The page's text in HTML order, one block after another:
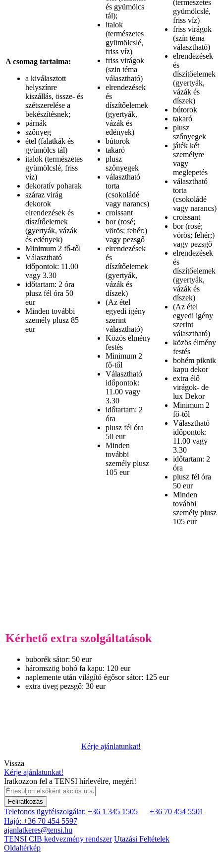
A csomag tartalma:
a kiválasztott
helyszínre
kiszállás, össze- és
szétszerelése a
bekészítésnek;
párnák
szőnyeg
étel (falatkák és
gyümölcs tál)
italok (természetes
gyümölcslé, friss
víz)
dekoratív poharak
száraz virág
dekorok
elrendezések és
díszítőelemek
(gyertyák, vázák
és edények)
Minimum 2 fő-től
Választható
időpontok: 11.00
vagy 3.30
időtartam: 2 óra
plusz fél óra 50
eur
Minden további
személy plusz 85
eur
és gyümölcs
tál);
italok
(természetes
gyümölcslé,
friss víz)
friss virágok
(szin téma
választható)
elrendezések
és
díszítőelemek
(gyertyák,
vázák és
edények)
bútorok
takaró
plusz
szőnyegek
választható
torta
(csokoládé
vagy narancs)
croissant
bor (rosé;
vörös; fehér;)
vagy pezsgő
elrendezések
és
díszítőelemek
(gyertyák,
vázák és
díszek)
(Az étel
egyedi igény
szerint
választható)
Közös élmény
festés
Minimum 2
fő-től
Választható
időpontok:
11.00 vagy
3.30
időtartam: 2
óra
plusz fél óra
50 eur
Minden
további
személy plusz
105 eur
(természetes
gyümölcslé,
friss víz)
friss virágok
(szín téma
választható)
elrendezések
és
díszítőelemek
(gyertyák,
vázák és
díszek)
bútorok
takaró
plusz
szőnyegek
játék két
személyre
vagy
meglepetés
választható
torta
(csokoládé
vagy narancs)
croissant
bor (rosé;
vörös; fehér;)
vagy pezsgő
elrendezések
és
díszítőelemek
(gyertyák,
vázák és
díszek)
(Az étel
egyedi igény
szerint
választható)
közös élmény
festés
bohém piknik
kapu dekor
extra élő
virágok- de
lux Dekor
Minimum 2
fő-től
Választható
időpontok:
11.00 vagy
3.30
időtartam: 2
óra
plusz fél óra
50 eur
Minden
további
személy plusz
105 eur
Kérhető extra szolgáltatások
buborék sátor: 50 eur
háromszög bohó fa kapu: 120 eur
naplemente után világító égősor sátor: 125 eur
extra üveg pezsgő: 30 eur
Kérje ajánlatunkat!
Vissza
Kérje ajánlatunkat!
Iratkozzon fel a TENSI hírlevélre, megéri!
Feliratkozás
Telefonos ügyfélszolgálat: +36 1 345 1505
+36 70 454 5501
Hajó: +36 70 454 5597
ajanlatkeres@tensi.hu
TENSI CIB kedvezmény rendszer Utazási Feltételek
Oldaltérkép